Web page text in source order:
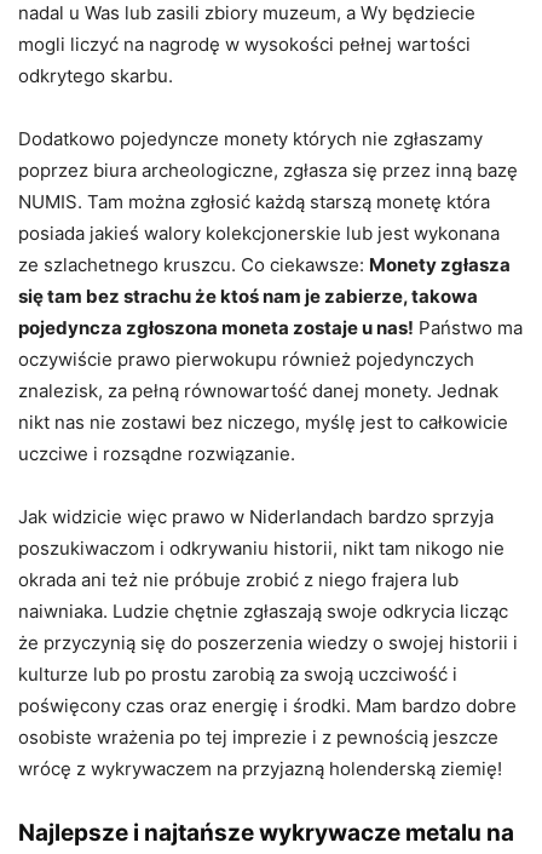
nadal u Was lub zasili zbiory muzeum, a Wy będziecie
mogli liczyć na nagrodę w wysokości pełnej wartości
odkrytego skarbu.
Dodatkowo pojedyncze monety których nie zgłaszamy
poprzez biura archeologiczne, zgłasza się przez inną bazę
NUMIS. Tam można zgłosić każdą starszą monetę która
posiada jakieś walory kolekcjonerskie lub jest wykonana
ze szlachetnego kruszcu. Co ciekawsze: Monety zgłasza
się tam bez strachu że ktoś nam je zabierze, takowa
pojedyncza zgłoszona moneta zostaje u nas! Państwo ma
oczywiście prawo pierwokupu również pojedynczych
znalezisk, za pełną równowartość danej monety. Jednak
nikt nas nie zostawi bez niczego, myślę jest to całkowicie
uczciwe i rozsądne rozwiązanie.
Jak widzicie więc prawo w Niderlandach bardzo sprzyja
poszukiwaczom i odkrywaniu historii, nikt tam nikogo nie
okrada ani też nie próbuje zrobić z niego frajera lub
naiwniaka. Ludzie chętnie zgłaszają swoje odkrycia licząc
że przyczynią się do poszerzenia wiedzy o swojej historii i
kulturze lub po prostu zarobią za swoją uczciwość i
poświęcony czas oraz energię i środki. Mam bardzo dobre
osobiste wrażenia po tej imprezie i z pewnością jeszcze
wrócę z wykrywaczem na przyjazną holenderską ziemię!
Najlepsze i najtańsze wykrywacze metalu na